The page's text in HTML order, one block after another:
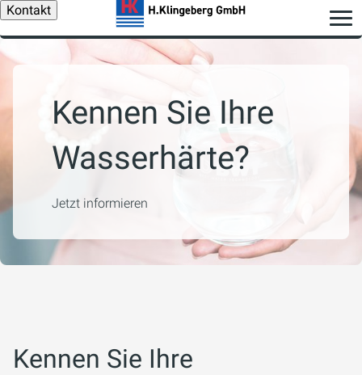
Kontakt
Kennen Sie Ihre
Wasserhärte?
Jetzt informieren
Kennen Sie Ihre